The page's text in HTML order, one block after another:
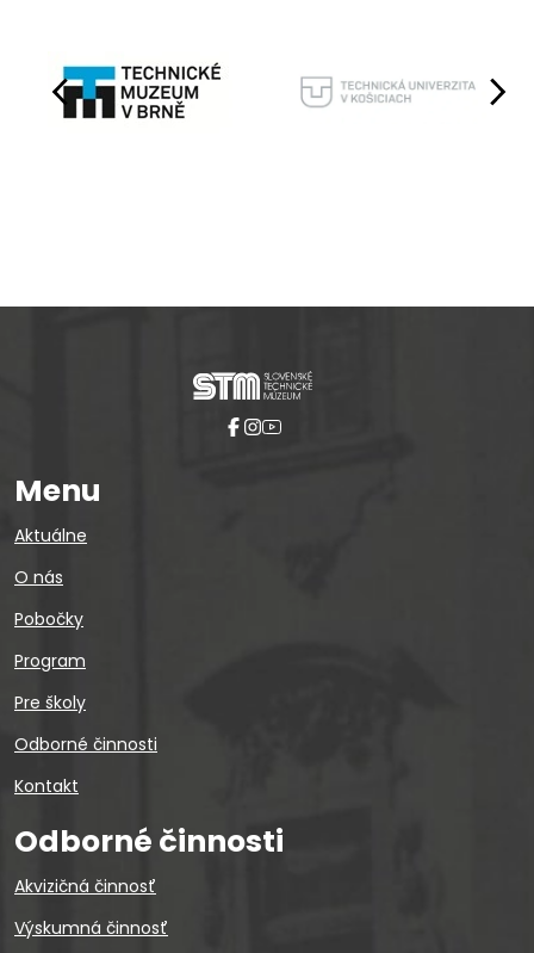
Menu
Aktuálne
O nás
Pobočky
Program
Pre školy
Odborné činnosti
Kontakt
Odborné činnosti
Akvizičná činnosť
Výskumná činnosť